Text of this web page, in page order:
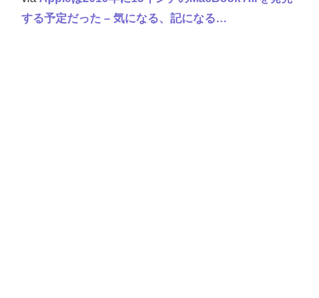
する予定だった – 気になる、記になる…